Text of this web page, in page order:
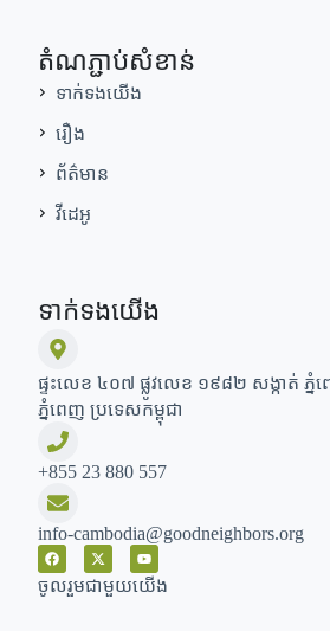
តំណភ្ជាប់សំខាន់
ទាក់ទងយើង
រឿង
ព័ត៌មាន
វីដេអូ
ទាក់ទងយើង
ផ្ទះលេខ ៤០៧ ផ្លូវលេខ ១៩៨២ សង្កាត់ ភ្
ភ្នំពេញ ប្រទេសកម្ពុជា
+855 23 880 557
info-cambodia@goodneighbors.org
ចូលរួមជាមួយយើង